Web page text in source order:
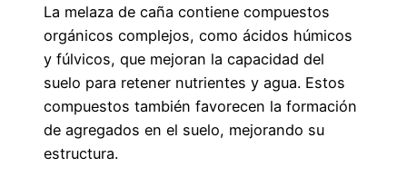
La melaza de caña contiene compuestos
orgánicos complejos, como ácidos húmicos
y fúlvicos, que mejoran la capacidad del
suelo para retener nutrientes y agua. Estos
compuestos también favorecen la formación
de agregados en el suelo, mejorando su
estructura.